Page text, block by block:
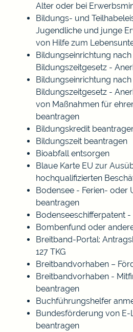
Alter oder bei
Bildungs- und
Jugendliche und junge
von Hilfe zum
Bildungseinrichtung
Bildungszeitgesetz -
Bildungseinrichtung
Bildungszeitgesetz -
von Maßnahmen für
beantragen
Bildungskredit
Bildungszeit beantragen
Bioabfall entsorgen
Blaue Karte EU zur
hochqualifizierten
Bodensee - Ferien- oder
beantragen
Bodenseeschifferpatent
Bombenfund oder
Breitband-Portal:
127 TKG
Breitbandvorhaben –
Breitbandvorhaben -
beantragen
Buchführungshelfer
Bundesförderung von E-
beantragen